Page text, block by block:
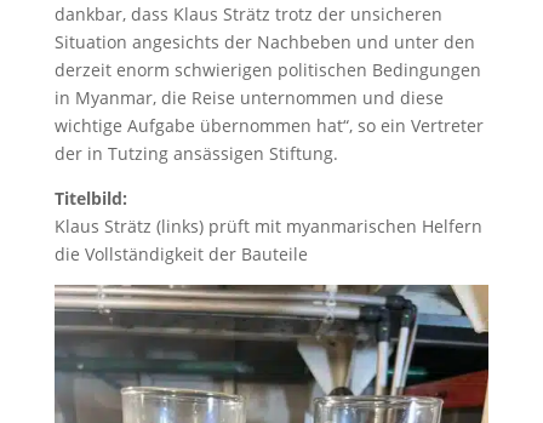
dankbar, dass Klaus Strätz trotz der unsicheren
Situation angesichts der Nachbeben und unter den
derzeit enorm schwierigen politischen Bedingungen
in Myanmar, die Reise unternommen und diese
wichtige Aufgabe übernommen hat“, so ein Vertreter
der in Tutzing ansässigen Stiftung.
Titelbild:
Klaus Strätz (links) prüft mit myanmarischen Helfern
die Vollständigkeit der Bauteile